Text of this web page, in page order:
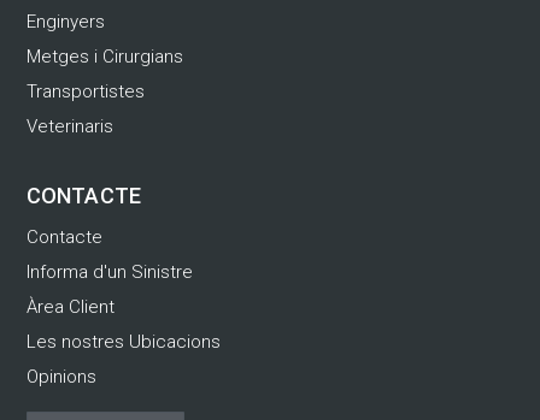
Enginyers
Metges i Cirurgians
Transportistes
Veterinaris
CONTACTE
Contacte
Informa d'un Sinistre
Àrea Client
Les nostres Ubicacions
Opinions